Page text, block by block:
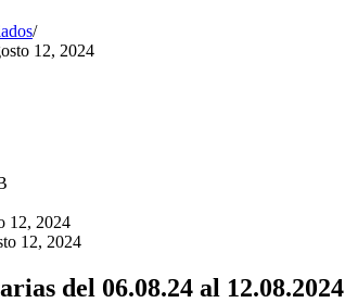
12, 2024
12, 2024
12, 2024
del 06.08.24 al 12.08.2024